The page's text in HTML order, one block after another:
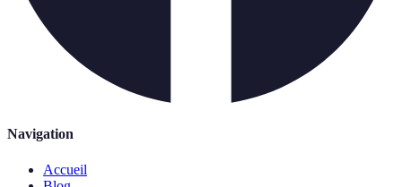
Navigation
Accueil